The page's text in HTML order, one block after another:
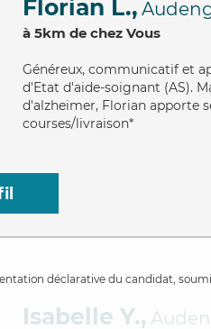
Florian L.,
à 5km de chez Vous
Généreux, communicatif et
d'Etat d'aide-soignant (AS).
d'alzheimer, Florian apporte
courses/livraison*
déclarative du candidat,
Isabelle Y.,